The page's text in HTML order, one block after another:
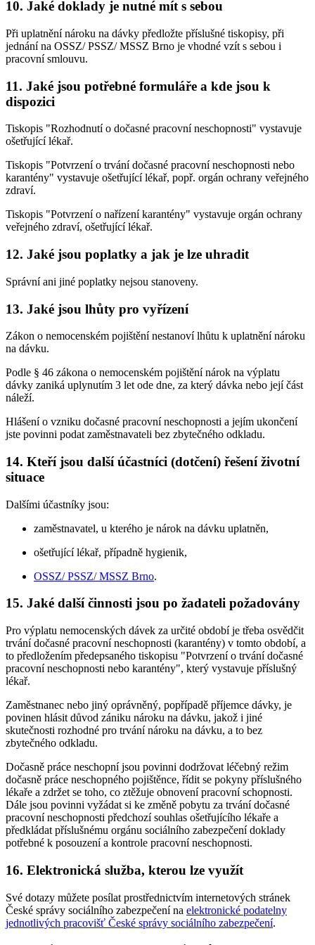
10. Jaké doklady je nutné mít s sebou
Při uplatnění nároku na dávky předložte příslušné tiskopisy, při
jednání na OSSZ/ PSSZ/ MSSZ Brno je vhodné vzít s sebou i
pracovní smlouvu.
11. Jaké jsou potřebné formuláře a kde jsou k
dispozici
Tiskopis "Rozhodnutí o dočasné pracovní neschopnosti" vystavuje
ošetřující lékař.
Tiskopis "Potvrzení o trvání dočasné pracovní neschopnosti nebo
karantény" vystavuje ošetřující lékař, popř. orgán ochrany veřejného
zdraví.
Tiskopis "Potvrzení o nařízení karantény" vystavuje orgán ochrany
veřejného zdraví, ošetřující lékař.
12. Jaké jsou poplatky a jak je lze uhradit
Správní ani jiné poplatky nejsou stanoveny.
13. Jaké jsou lhůty pro vyřízení
Zákon o nemocenském pojištění nestanoví lhůtu k uplatnění nároku
na dávku.
Podle § 46 zákona o nemocenském pojištění nárok na výplatu
dávky zaniká uplynutím 3 let ode dne, za který dávka nebo její část
náleží.
Hlášení o vzniku dočasné pracovní neschopnosti a jejím ukončení
jste povinni podat zaměstnavateli bez zbytečného odkladu.
14. Kteří jsou další účastníci (dotčení) řešení životní
situace
Dalšími účastníky jsou:
zaměstnavatel, u kterého je nárok na dávku uplatněn,
ošetřující lékař, případně hygienik,
OSSZ/ PSSZ/ MSSZ Brno.
15. Jaké další činnosti jsou po žadateli požadovány
Pro výplatu nemocenských dávek za určité období je třeba osvědčit
trvání dočasné pracovní neschopnosti (karantény) v tomto období, a
to předložením předepsaného tiskopisu "Potvrzení o trvání dočasné
pracovní neschopnosti nebo karantény", který vystavuje příslušný
lékař.
Zaměstnanec nebo jiný oprávněný, popřípadě příjemce dávky, je
povinen hlásit důvod zániku nároku na dávku, jakož i jiné
skutečnosti rozhodné pro trvání nároku na dávku, a to bez
zbytečného odkladu.
Dočasně práce neschopní jsou povinni dodržovat léčebný režim
dočasně práce neschopného pojištěnce, řídit se pokyny příslušného
lékaře a zdržet se toho, co ztěžuje obnovení pracovní schopnosti.
Dále jsou povinni vyžádat si ke změně pobytu za trvání dočasné
pracovní neschopnosti předchozí souhlas ošetřujícího lékaře a
předkládat příslušnému orgánu sociálního zabezpečení doklady
potřebné k posouzení a kontrole pracovní neschopnosti.
16. Elektronická služba, kterou lze využít
Své dotazy můžete posílat prostřednictvím internetových stránek
České správy sociálního zabezpečení na elektronické podatelny
jednotlivých pracovišť České správy sociálního zabezpečení.